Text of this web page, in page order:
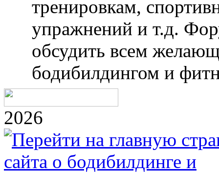
тренировкам,
упражнений и т.д.
обсудить всем
бодибилдингом и
2026